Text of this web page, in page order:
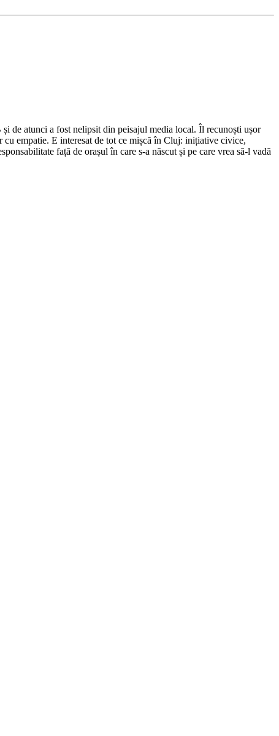
de atunci a fost nelipsit din peisajul media local. Îl recunoști ușor
empatie. E interesat de tot ce mișcă în Cluj: inițiative civice,
față de orașul în care s-a născut și pe care vrea să-l vadă